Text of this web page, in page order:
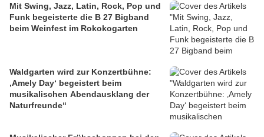
Mit Swing, Jazz, Latin, Rock, Pop und
Funk begeisterte die B 27 Bigband
beim Weinfest im Rokokogarten
Waldgarten wird zur Konzertbühne:
‚Amely Day‘ begeistert beim
musikalischen Abendausklang der
Naturfreunde“